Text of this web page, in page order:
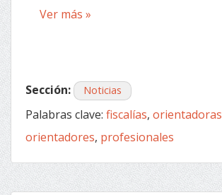
Ver más »
Sección: Noticias
Palabras clave: fiscalías, orientadoras
orientadores, profesionales